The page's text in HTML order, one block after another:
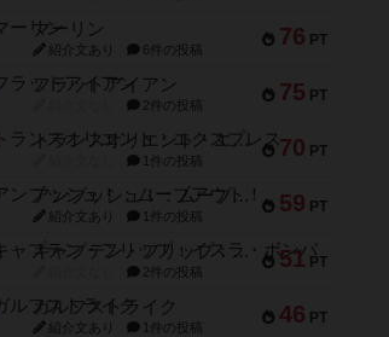
76 PT
マーリン
紹介文あり 6件の投稿
75 PT
フラットアイアン
2件の投稿
70 PT
トランスオリエント・エクスプレス
1件の投稿
59 PT
アンブッシュ！：ムーブアウト！
紹介文あり 1件の投稿
51 PT
キャプテン・フリップ：イスラ・ボンバ
2件の投稿
46 PT
ガルフストライク
紹介文あり 1件の投稿